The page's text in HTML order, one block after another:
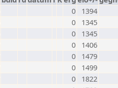
0
1394
0
1345
0
1345
0
1406
0
1479
0
1499
0
1822